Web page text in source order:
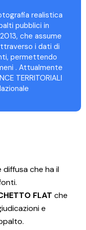
realistica
pubblici in
che assume
i dati di
permettendo
. Attualmente
TERRITORIALI
che ha il
FLAT che
e